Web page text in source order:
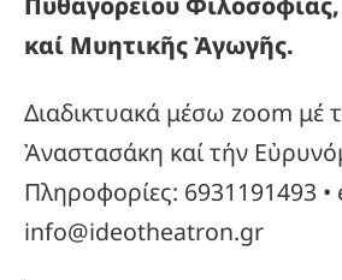
καί Μυητικῆς Ἀγωγῆς.
Διαδικτυακά μέσω zoom μέ
Ἀναστασάκη καί τήν
Πληροφορίες: 6931191493 •
info@ideotheatron.gr